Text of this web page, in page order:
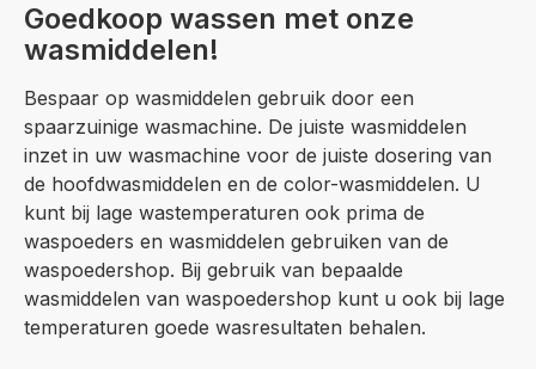
Goedkoop wassen met onze
wasmiddelen!
Bespaar op wasmiddelen gebruik door een
spaarzuinige wasmachine. De juiste wasmiddelen
inzet in uw wasmachine voor de juiste dosering van
de hoofdwasmiddelen en de color-wasmiddelen. U
kunt bij lage wastemperaturen ook prima de
waspoeders en wasmiddelen gebruiken van de
waspoedershop. Bij gebruik van bepaalde
wasmiddelen van waspoedershop kunt u ook bij lage
temperaturen goede wasresultaten behalen.